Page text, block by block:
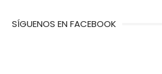
SÍGUENOS EN FACEBOOK